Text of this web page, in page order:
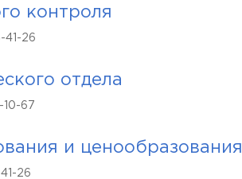
контроля
41-26
отдела
10-67
и ценообразования
26